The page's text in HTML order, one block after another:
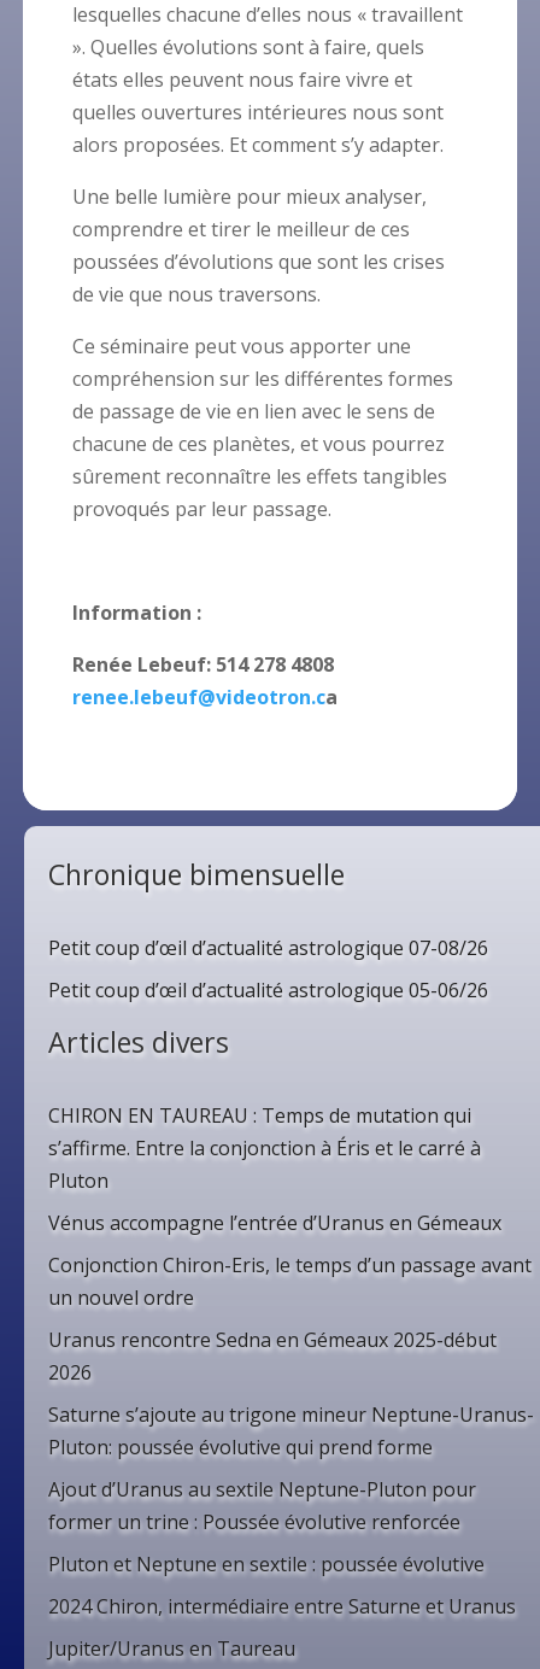
lesquelles chacune d’elles nous « travaillent
». Quelles évolutions sont à faire, quels
états elles peuvent nous faire vivre et
quelles ouvertures intérieures nous sont
alors proposées. Et comment s’y adapter.
Une belle lumière pour mieux analyser,
comprendre et tirer le meilleur de ces
poussées d’évolutions que sont les crises
de vie que nous traversons.
Ce séminaire peut vous apporter une
compréhension sur les différentes formes
de passage de vie en lien avec le sens de
chacune de ces planètes, et vous pourrez
sûrement reconnaître les effets tangibles
provoqués par leur passage.
Information :
Renée Lebeuf: 514 278 4808
renee.lebeuf@videotron.ca
Chronique bimensuelle
Petit coup d’œil d’actualité astrologique 07-08/26
Petit coup d’œil d’actualité astrologique 05-06/26
Articles divers
CHIRON EN TAUREAU : Temps de mutation qui
s’affirme. Entre la conjonction à Éris et le carré à
Pluton
Vénus accompagne l’entrée d’Uranus en Gémeaux
Conjonction Chiron-Eris, le temps d’un passage avant
un nouvel ordre
Uranus rencontre Sedna en Gémeaux 2025-début
2026
Saturne s’ajoute au trigone mineur Neptune-Uranus-
Pluton: poussée évolutive qui prend forme
Ajout d’Uranus au sextile Neptune-Pluton pour
former un trine : Poussée évolutive renforcée
Pluton et Neptune en sextile : poussée évolutive
2024 Chiron, intermédiaire entre Saturne et Uranus
Jupiter/Uranus en Taureau